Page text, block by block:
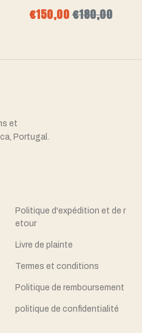
€150,00€180,00
et
Portugal.
Politique d'expédition et de r
etour
Livre de plainte
Termes et conditions
Politique de remboursement
politique de confidentialité